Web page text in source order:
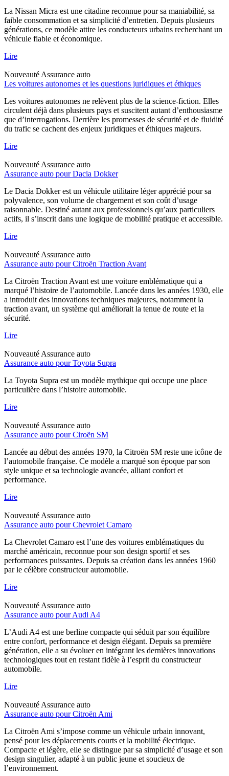
La Nissan Micra est une citadine reconnue pour sa maniabilité, sa
faible consommation et sa simplicité d’entretien. Depuis plusieurs
générations, ce modèle attire les conducteurs urbains recherchant un
véhicule fiable et économique.
Lire
Nouveauté Assurance auto
Les voitures autonomes et les questions juridiques et éthiques
Les voitures autonomes ne relèvent plus de la science-fiction. Elles
circulent déjà dans plusieurs pays et suscitent autant d’enthousiasme
que d’interrogations. Derrière les promesses de sécurité et de fluidité
du trafic se cachent des enjeux juridiques et éthiques majeurs.
Lire
Nouveauté Assurance auto
Assurance auto pour Dacia Dokker
Le Dacia Dokker est un véhicule utilitaire léger apprécié pour sa
polyvalence, son volume de chargement et son coût d’usage
raisonnable. Destiné autant aux professionnels qu’aux particuliers
actifs, il s’inscrit dans une logique de mobilité pratique et accessible.
Lire
Nouveauté Assurance auto
Assurance auto pour Citroën Traction Avant
La Citroën Traction Avant est une voiture emblématique qui a
marqué l’histoire de l’automobile. Lancée dans les années 1930, elle
a introduit des innovations techniques majeures, notamment la
traction avant, un système qui améliorait la tenue de route et la
sécurité.
Lire
Nouveauté Assurance auto
Assurance auto pour Toyota Supra
La Toyota Supra est un modèle mythique qui occupe une place
particulière dans l’histoire automobile.
Lire
Nouveauté Assurance auto
Assurance auto pour Ciroën SM
Lancée au début des années 1970, la Citroën SM reste une icône de
l’automobile française. Ce modèle a marqué son époque par son
style unique et sa technologie avancée, alliant confort et
performance.
Lire
Nouveauté Assurance auto
Assurance auto pour Chevrolet Camaro
La Chevrolet Camaro est l’une des voitures emblématiques du
marché américain, reconnue pour son design sportif et ses
performances puissantes. Depuis sa création dans les années 1960
par le célèbre constructeur automobile.
Lire
Nouveauté Assurance auto
Assurance auto pour Audi A4
L’Audi A4 est une berline compacte qui séduit par son équilibre
entre confort, performance et design élégant. Depuis sa première
génération, elle a su évoluer en intégrant les dernières innovations
technologiques tout en restant fidèle à l’esprit du constructeur
automobile.
Lire
Nouveauté Assurance auto
Assurance auto pour Citroën Ami
La Citroën Ami s’impose comme un véhicule urbain innovant,
pensé pour les déplacements courts et la mobilité électrique.
Compacte et légère, elle se distingue par sa simplicité d’usage et son
design singulier, adapté à un public jeune et soucieux de
l’environnement.